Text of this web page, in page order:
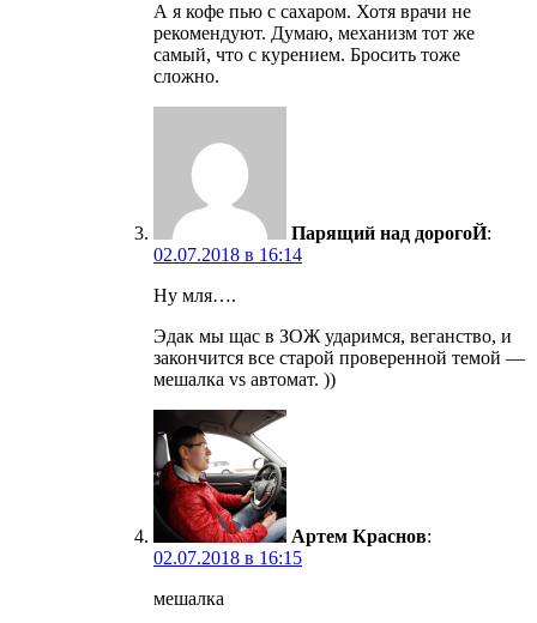
А я кофе пью с сахаром. Хотя врачи не
рекомендуют. Думаю, механизм тот же
самый, что с курением. Бросить тоже
сложно.
Парящий над дорогоЙ:
02.07.2018 в 16:14
Ну мля….
Эдак мы щас в ЗОЖ ударимся, веганство, и
закончится все старой проверенной темой —
мешалка vs автомат. ))
Артем Краснов:
02.07.2018 в 16:15
мешалка